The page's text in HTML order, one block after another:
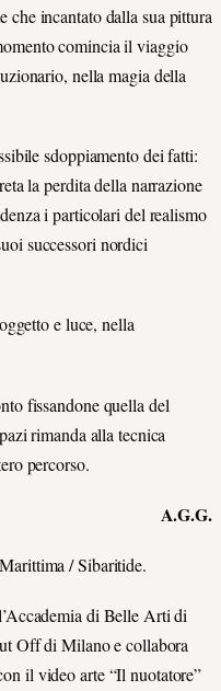
che incantato dalla sua pittura
comincia il viaggio
nella magia della
sdoppiamento dei fatti:
la perdita della narrazione
i particolari del realismo
successori nordici
e luce, nella
fissandone quella del
rimanda alla tecnica
percorso.
A.G.G.
/ Sibaritide.
di Belle Arti di
Off di Milano e collabora
il video arte “Il nuotatore”